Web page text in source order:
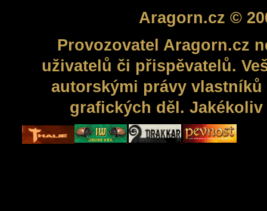
Aragorn.cz ©
Provozovatel Aragorn.cz
uživatelů či přispěvatelů.
autorskými právy
grafických děl.